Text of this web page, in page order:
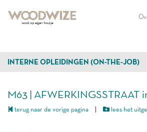
INTERNE OPLEIDINGEN (ON-THE-JOB)
M63 | AFWERKINGSSTRAAT
terug naar de vorige pagina lees het